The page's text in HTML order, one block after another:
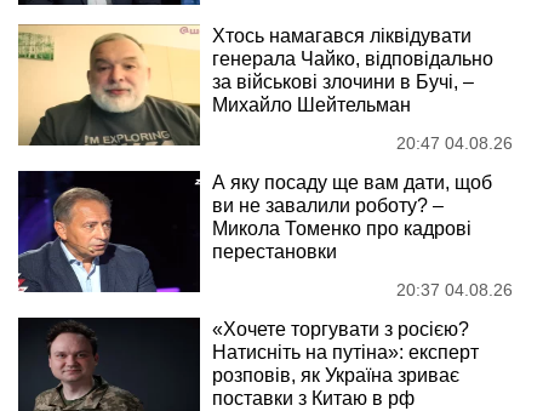
Хтось намагався ліквідувати
генерала Чайко, відповідально
за військові злочини в Бучі, –
Михайло Шейтельман
20:47 04.08.26
А яку посаду ще вам дати, щоб
ви не завалили роботу? –
Микола Томенко про кадрові
перестановки
20:37 04.08.26
«Хочете торгувати з росією?
Натисніть на путіна»: експерт
розповів, як Україна зриває
поставки з Китаю в рф